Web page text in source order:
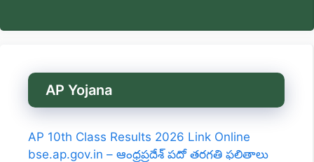
AP Yojana
AP 10th Class Results 2026 Link Online
bse.ap.gov.in – ఆంధ్రప్రదేశ్ పదో తరగతి ఫలితాలు